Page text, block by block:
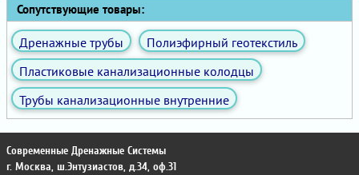
Сопутствующие товары:
Дренажные трубы
Полиэфирный геотекстиль
Пластиковые канализационные колодцы
Трубы канализационные внутренние
Современные Дренажные Системы
г. Москва, ш.Энтузиастов, д.34, оф.31